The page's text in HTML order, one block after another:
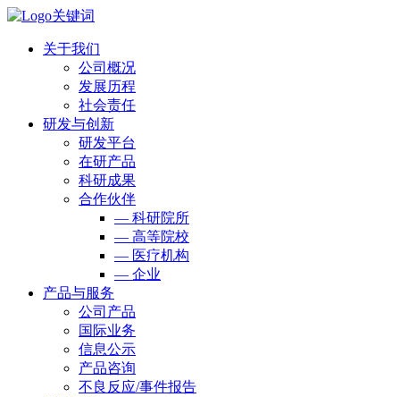
关于我们
公司概况
发展历程
社会责任
研发与创新
研发平台
在研产品
科研成果
合作伙伴
— 科研院所
— 高等院校
— 医疗机构
— 企业
产品与服务
公司产品
国际业务
信息公示
产品咨询
不良反应/事件报告